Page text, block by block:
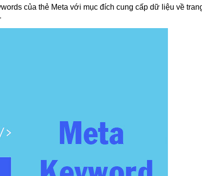
của thẻ Meta với mục đích cung cấp dữ liệu về